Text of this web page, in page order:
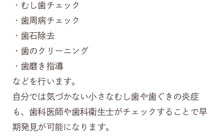
・むし歯チェック
・歯周病チェック
・歯石除去
・歯のクリーニング
・歯磨き指導
などを行います。
自分では気づかない小さなむし歯や歯ぐきの炎症
も、歯科医師や歯科衛生士がチェックすることで早
期発見が可能になります。